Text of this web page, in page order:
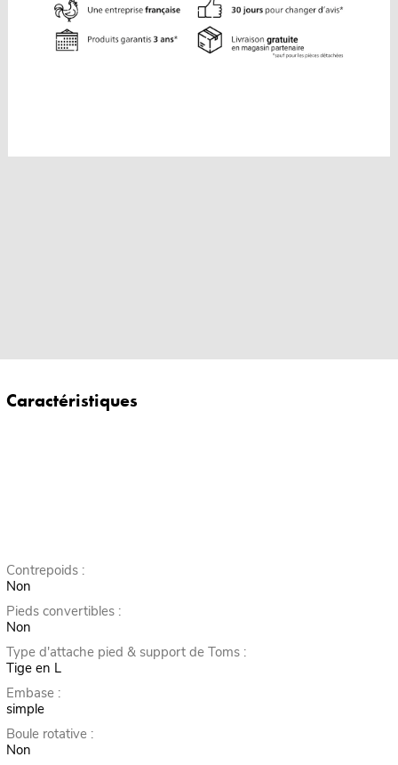
Caractéristiques
Contrepoids :
Non
Pieds convertibles :
Non
Type d'attache pied & support de Toms :
Tige en L
Embase :
simple
Boule rotative :
Non